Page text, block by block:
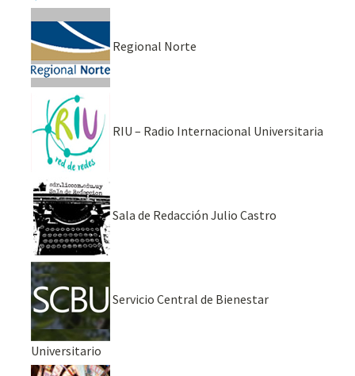
Regional Norte
RIU – Radio Internacional Universitaria
Sala de Redacción Julio Castro
Servicio Central de Bienestar
Universitario